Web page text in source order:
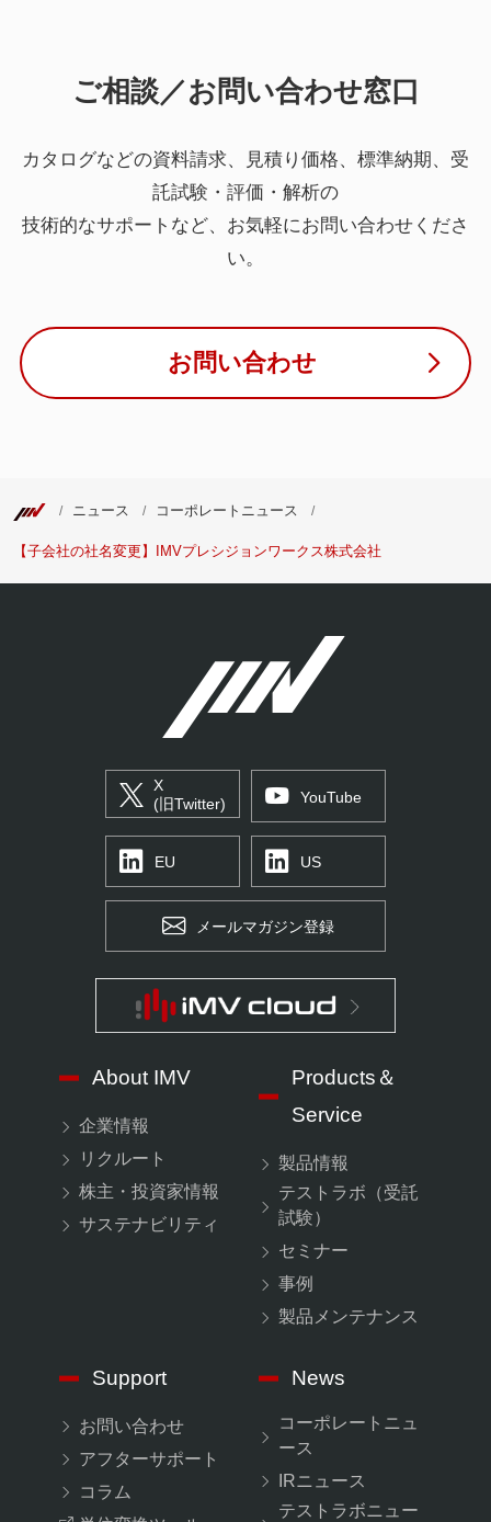
ご相談／お問い合わせ窓口
カタログなどの資料請求、見積り価格、標準納期、受
託試験・評価・解析の
技術的なサポートなど、お気軽にお問い合わせくださ
い。
お問い合わせ
ニュース コーポレートニュース
【子会社の社名変更】IMVプレシジョンワークス株式会社
X
(旧Twitter)
YouTube
EU US
メールマガジン登録
About IMV
企業情報
リクルート
株主・投資家情報
サステナビリティ
Products＆
Service
製品情報
テストラボ（受託
試験）
セミナー
事例
製品メンテナンス
Support
お問い合わせ
アフターサポート
コラム
News
コーポレートニュ
ース
IRニュース
テストラボニュー